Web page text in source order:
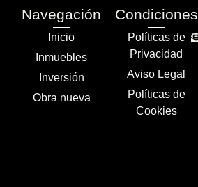
Navegación
Inicio
Inmuebles
Inversión
Obra nueva
Condiciones
Políticas de
Privacidad
Aviso Legal
Políticas de
Cookies